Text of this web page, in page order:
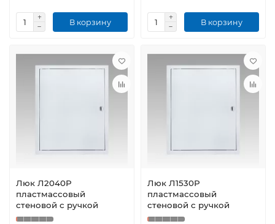
В корзину В корзину
Люк Л2040Р
пластмассовый
стеновой с ручкой
Люк Л1530Р
пластмассовый
стеновой с ручкой